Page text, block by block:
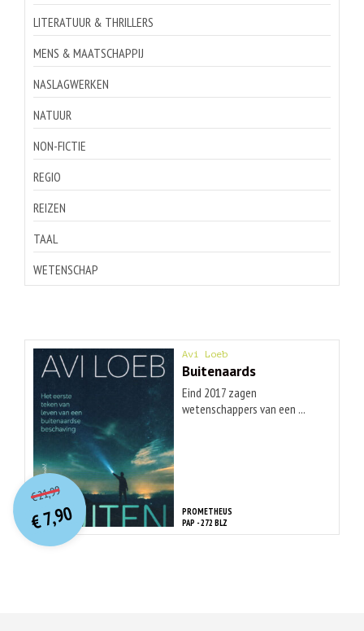
LITERATUUR & THRILLERS
MENS & MAATSCHAPPIJ
NASLAGWERKEN
NATUUR
NON-FICTIE
REGIO
REIZEN
TAAL
WETENSCHAP
Avi Loeb
Buitenaards
Eind 2017 zagen
wetenschappers van een ...
PROMETHEUS
PAP - 272 BLZ
€21,99O
orspr
onkelijke
prijs
was:
€ 21,99.
€7,90
Huidige
prijs
is:
€ 7,90.